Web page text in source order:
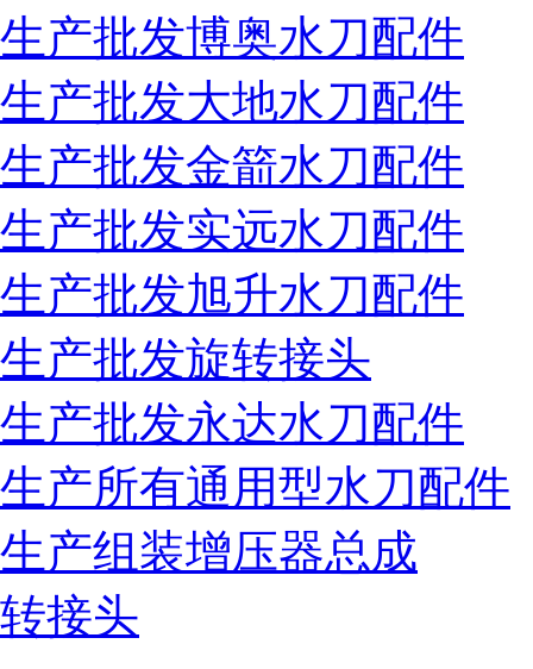
生产批发博奥水刀配件
生产批发大地水刀配件
生产批发金箭水刀配件
生产批发实远水刀配件
生产批发旭升水刀配件
生产批发旋转接头
生产批发永达水刀配件
生产所有通用型水刀配件
生产组装增压器总成
转接头